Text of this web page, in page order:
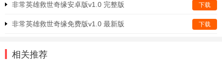
非常英雄救世奇缘安卓版v1.0 完整版 下载
非常英雄救世奇缘免费版v1.0 最新版 下载
相关推荐